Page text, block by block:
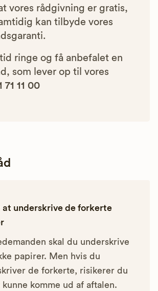
vores rådgivning er gratis,
kan tilbyde vores
ringe og få anbefalet en
som lever op til vores
71 11 00
at underskrive de forkerte
skal du underskrive
papirer. Men hvis du
de forkerte, risikerer du
kunne komme ud af aftalen.